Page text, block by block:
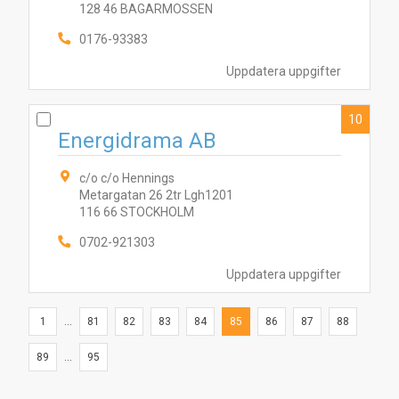
Uppdatera uppgifter
128 46 BAGARMOSSEN
0176-93383
Uppdatera uppgifter
Energidrama AB
c/o c/o Hennings
Metargatan 26 2tr Lgh1201
116 66 STOCKHOLM
0702-921303
10
1 ... 81 82 83 84 85 86 87 88
89 ... 95